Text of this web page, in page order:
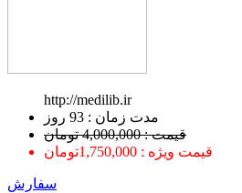
http://medilib.ir
ﻣﺪﺕ ﺯﻣﺎﻥ : 93 ﺭﻭﺯ
قیمت : 4,000,000 تومان
قیمت ویژه : 1,750,000تومان
سفارش